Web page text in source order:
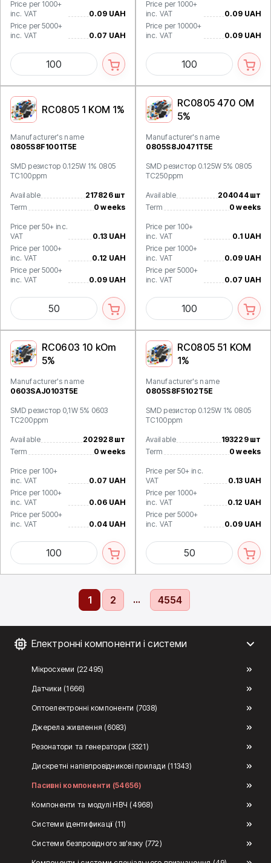
Електронні компоненти і системи
Мікросхеми (22495)
Датчики (1666)
Оптоелектронні компоненти (7038)
Джерела живлення (6083)
Резонатори та генератори (3321)
Дискретні напівпровідникові прилади (11343)
Пасивні компоненти (54656)
Компоненти та модулі НВЧ (4968)
Системи ідентификації (11)
Системи безпровідного зв'язку (772)
Price per 1000+
inc. VAT
0.09 UAH
Price per 5000+
inc. VAT
0.07 UAH
Price per 1000+
inc. VAT
0.09 UAH
Price per 10000+
inc. VAT
0.09 UAH
RC0805 1 KOM 1%
Manufacturer's name
0805S8F1001T5E
SMD резистор 0.125W 1% 0805
TC100ppm
Available
217826 шт
Term
0 weeks
Price per 50+ inc.
VAT
0.13 UAH
Price per 1000+
inc. VAT
0.12 UAH
Price per 5000+
inc. VAT
0.09 UAH
RC0805 470 OM
5%
Manufacturer's name
0805S8J0471T5E
SMD резистор 0.125W 5% 0805
TC250ppm
Available
204044 шт
Term
0 weeks
Price per 100+
inc. VAT
0.1 UAH
Price per 1000+
inc. VAT
0.09 UAH
Price per 5000+
inc. VAT
0.07 UAH
RC0603 10 kOm
5%
Manufacturer's name
0603SAJ0103T5E
SMD резистор 0,1W 5% 0603
TC200ppm
Available
202928 шт
Term
0 weeks
Price per 100+
inc. VAT
0.07 UAH
Price per 1000+
inc. VAT
0.06 UAH
Price per 5000+
inc. VAT
0.04 UAH
RC0805 51 KOM
1%
Manufacturer's name
0805S8F5102T5E
SMD резистор 0.125W 1% 0805
TC100ppm
Available
193229 шт
Term
0 weeks
Price per 50+ inc.
VAT
0.13 UAH
Price per 1000+
inc. VAT
0.12 UAH
Price per 5000+
inc. VAT
0.09 UAH
1 2 ... 4554